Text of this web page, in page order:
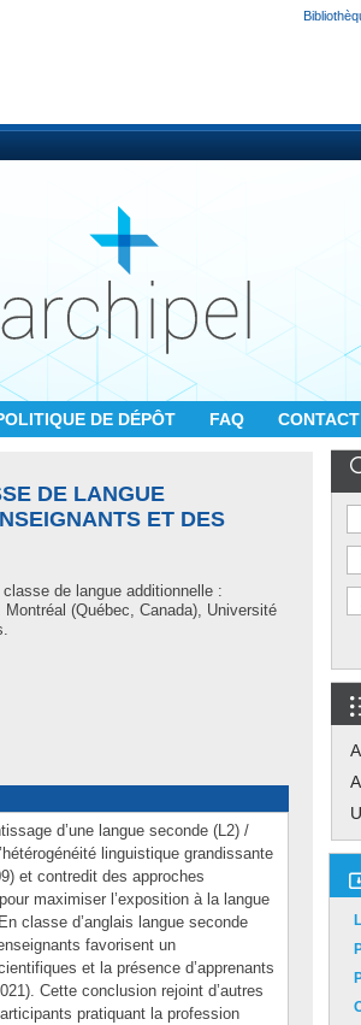
DE DÉPÔT FAQ CONTACT
DE LANGUE
ET DES
de langue additionnelle :
(Québec, Canada), Université
d’une langue seconde (L2) /
linguistique grandissante
et contredit des approches
maximiser l’exposition à la langue
classe d’anglais langue seconde
favorisent un
et la présence d’apprenants
Cette conclusion rejoint d’autres
pratiquant la profession